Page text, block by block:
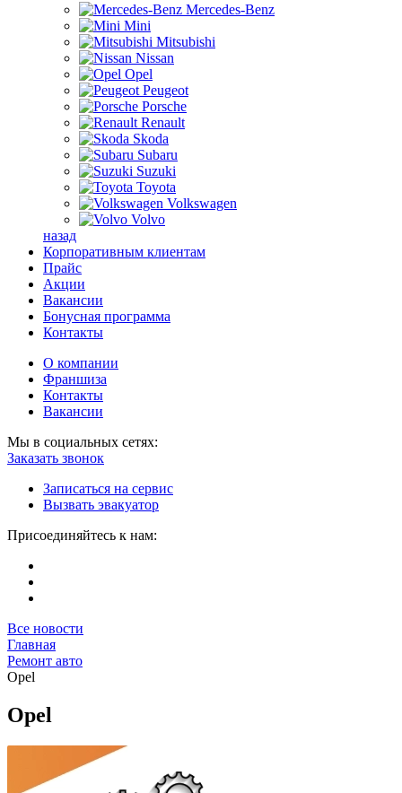
Mercedes-Benz
Mini
Mitsubishi
Nissan
Opel
Peugeot
Porsche
Renault
Skoda
Subaru
Suzuki
Toyota
Volkswagen
Volvo
назад
Корпоративным клиентам
Прайс
Акции
Вакансии
Бонусная программа
Контакты
О компании
Франшиза
Контакты
Вакансии
Мы в социальных сетях:
Заказать звонок
Записаться на сервис
Вызвать эвакуатор
Присоединяйтесь к нам:
Все новости
Главная
Ремонт авто
Opel
Opel